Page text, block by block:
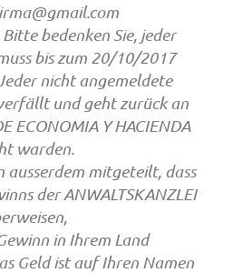
bedenken Sie, jeder
bis zum 20/10/2017
nicht angemeldete
und geht zurück an
ECONOMIA Y HACIENDA
warden.
ausserdem mitgeteilt, dass
der ANWALTSKANZLEI
in Ihrem Land
Geld ist auf Ihren Namen